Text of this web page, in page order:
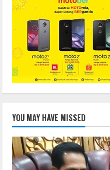
YOU MAY HAVE MISSED